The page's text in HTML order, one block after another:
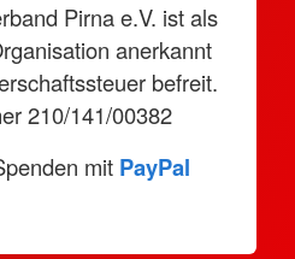
Pirna e.V. ist als
anerkannt
befreit.
210/141/00382
mit PayPal